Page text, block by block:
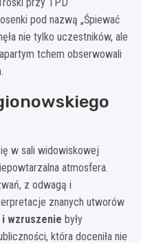
pod nazwą „Śpiewać
nie tylko uczestników, ale
tchem obserwowali
w sali widowiskowej
atmosfera.
z odwagą i
znanych utworów
i wzruszenie były
która doceniła nie